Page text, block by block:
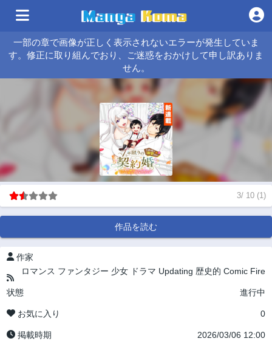
一部の章で画像が正しく表示されないエラーが発生していま
す。修正に取り組んでおり、ご迷惑をおかけして申し訳ありま
せん。
3/ 10 (1)
作品を読む
作家
ロマンス ファンタジー 少女 ドラマ Updating 歴史的 Comic Fire
状態 進行中
お気に入り 0
掲載時期 2026/03/06 12:00